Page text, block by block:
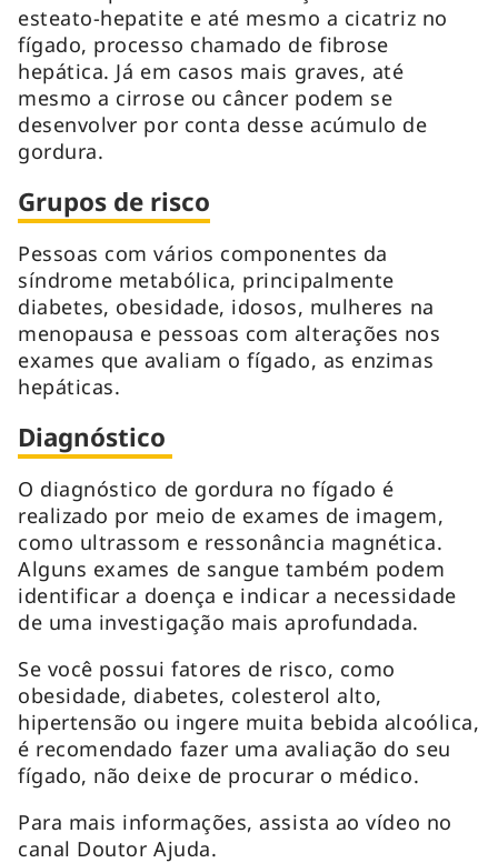
esteato-hepatite e até mesmo a cicatriz no
fígado, processo chamado de fibrose
hepática. Já em casos mais graves, até
mesmo a cirrose ou câncer podem se
desenvolver por conta desse acúmulo de
gordura.
Grupos de risco
Pessoas com vários componentes da
síndrome metabólica, principalmente
diabetes, obesidade, idosos, mulheres na
menopausa e pessoas com alterações nos
exames que avaliam o fígado, as enzimas
hepáticas.
Diagnóstico
O diagnóstico de gordura no fígado é
realizado por meio de exames de imagem,
como ultrassom e ressonância magnética.
Alguns exames de sangue também podem
identificar a doença e indicar a necessidade
de uma investigação mais aprofundada.
Se você possui fatores de risco, como
obesidade, diabetes, colesterol alto,
hipertensão ou ingere muita bebida alcoólica,
é recomendado fazer uma avaliação do seu
fígado, não deixe de procurar o médico.
Para mais informações, assista ao vídeo no
canal Doutor Ajuda.